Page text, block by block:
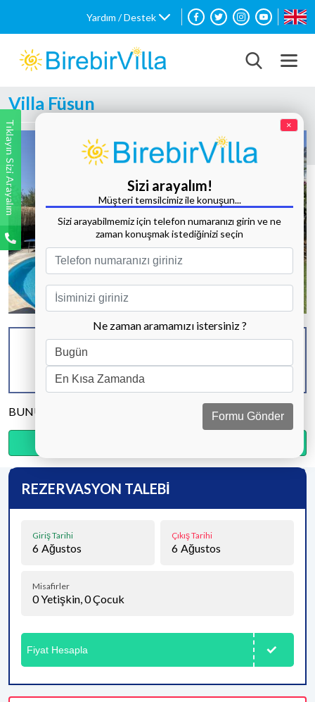
Yardım / Destek
Villa Füsun
Tüm Fotoğrafları Göster
KAPASİTE
10 KİŞİ
BANYO & WC
3 ADET
YATAK ODASI
BUNU PAYLAŞ
REZERVASYON TALEBİ
Giriş Tarihi
6 Ağustos
Çıkış Tarihi
6 Ağustos
Misafirler
0Yetişkin,0Çocuk
Fiyat Hesapla
Tıklayın Sizi Arayalım ×
Sizi arayalım!
Müşteri temsilcimiz ile konuşun...
Sizi arayabilmemiz için telefon numaranızı girin ve ne
zaman konuşmak istediğinizi seçin
Ne zaman aramamızı istersiniz ?
Formu Gönder